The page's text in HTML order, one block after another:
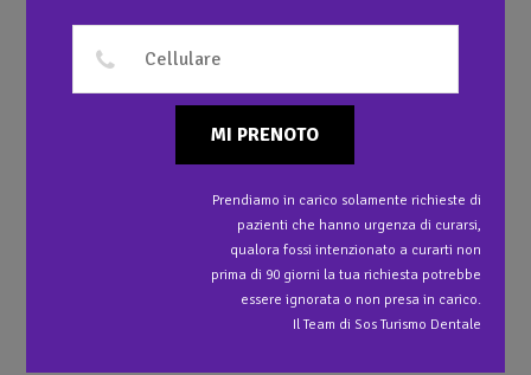
Ponte in Metallo Ceramica inferiore
Ponte in Metallo Ceramica su impianti molari
MI PRENOTO
Prendiamo in carico solamente richieste di
pazienti che hanno urgenza di curarsi,
qualora fossi intenzionato a curarti non
prima di 90 giorni la tua richiesta potrebbe
essere ignorata o non presa in carico.
Il Team di Sos Turismo Dentale